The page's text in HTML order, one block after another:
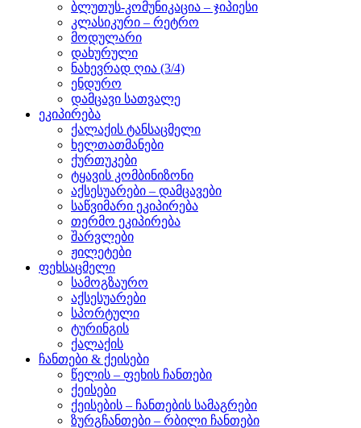
ბლუთუს-კომუნიკაცია – ჯიპიესი
კლასიკური – რეტრო
მოდულარი
დახურული
ნახევრად ღია (3/4)
ენდურო
დამცავი სათვალე
ეკიპირება
ქალაქის ტანსაცმელი
ხელთათმანები
ქურთუკები
ტყავის კომბინიზონი
აქსესუარები – დამცავები
საწვიმარი ეკიპირება
თერმო ეკიპირება
შარვლები
ჟილეტები
ფეხსაცმელი
სამოგზაურო
აქსესუარები
სპორტული
ტურინგის
ქალაქის
ჩანთები & ქეისები
წელის – ფეხის ჩანთები
ქეისები
ქეისების – ჩანთების სამაგრები
ზურგჩანთები – რბილი ჩანთები